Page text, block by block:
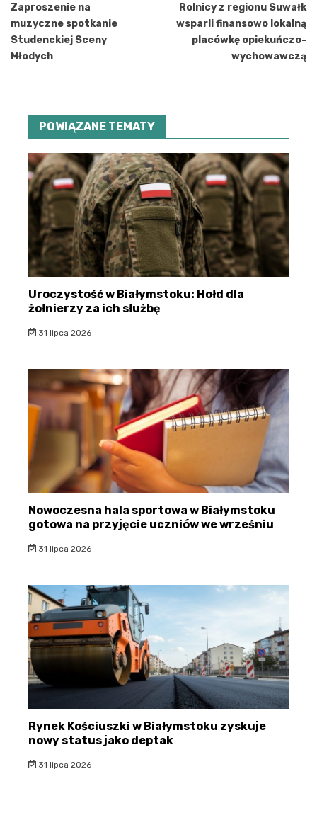
wpisu
Zaproszenie na
muzyczne spotkanie
Studenckiej Sceny
Młodych
Rolnicy z regionu Suwałk
wsparli finansowo lokalną
placówkę opiekuńczo-
wychowawczą
POWIĄZANE TEMATY
Uroczystość w Białymstoku: Hołd dla
żołnierzy za ich służbę
31 lipca 2026
Nowoczesna hala sportowa w Białymstoku
gotowa na przyjęcie uczniów we wrześniu
31 lipca 2026
Rynek Kościuszki w Białymstoku zyskuje
nowy status jako deptak
31 lipca 2026